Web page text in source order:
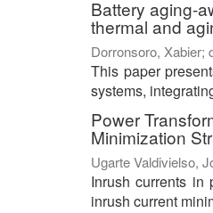
Battery aging-
thermal and
Dorronsoro, Xabier;
This paper
systems,
Power
Minimization
Ugarte Valdivielso,
Inrush currents in
inrush current